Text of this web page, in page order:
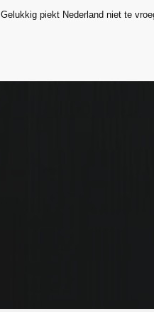
Gelukkig piekt Nederland niet te